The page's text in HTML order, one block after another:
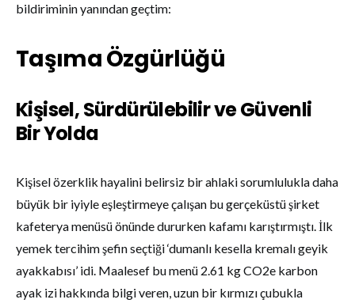
bildiriminin yanından geçtim:
Taşıma Özgürlüğü
Kişisel, Sürdürülebilir ve Güvenli
Bir Yolda
Kişisel özerklik hayalini belirsiz bir ahlaki sorumlulukla daha
büyük bir iyiyle eşleştirmeye çalışan bu gerçeküstü şirket
kafeterya menüsü önünde dururken kafamı karıştırmıştı. İlk
yemek tercihim şefin seçtiği ‘dumanlı kesella kremalı geyik
ayakkabısı’ idi. Maalesef bu menü 2.61 kg CO2e karbon
ayak izi hakkında bilgi veren, uzun bir kırmızı çubukla